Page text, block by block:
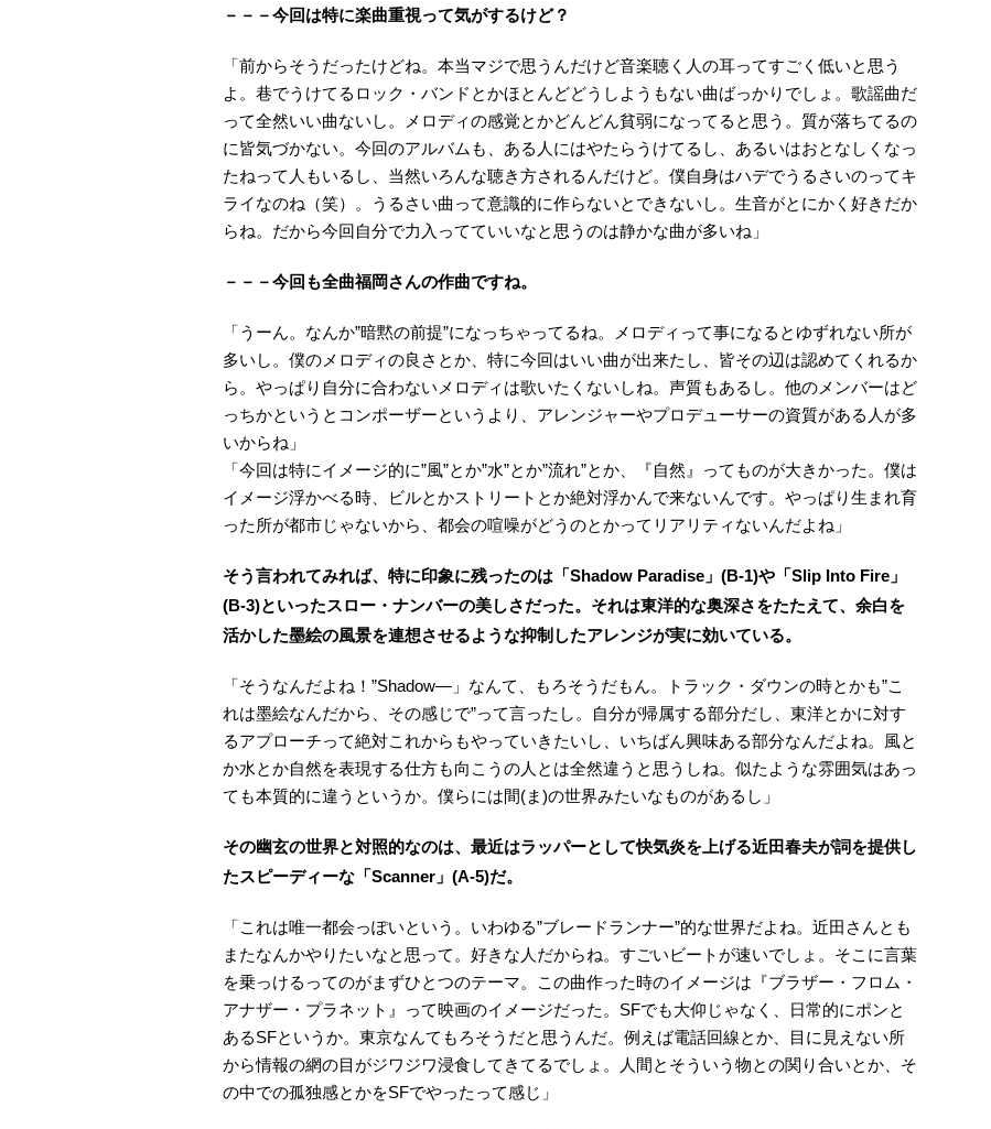
－－－今回は特に楽曲重視って気がするけど？
「前からそうだったけどね。本当マジで思うんだけど音楽聴く人の耳ってすごく低いと思う
よ。巷でうけてるロック・バンドとかほとんどどうしようもない曲ばっかりでしょ。歌謡曲だ
って全然いい曲ないし。メロディの感覚とかどんどん貧弱になってると思う。質が落ちてるの
に皆気づかない。今回のアルバムも、ある人にはやたらうけてるし、あるいはおとなしくなっ
たねって人もいるし、当然いろんな聴き方されるんだけど。僕自身はハデでうるさいのってキ
ライなのね（笑）。うるさい曲って意識的に作らないとできないし。生音がとにかく好きだか
らね。だから今回自分で力入ってていいなと思うのは静かな曲が多いね」
－－－今回も全曲福岡さんの作曲ですね。
「うーん。なんか”暗黙の前提”になっちゃってるね。メロディって事になるとゆずれない所が
多いし。僕のメロディの良さとか、特に今回はいい曲が出来たし、皆その辺は認めてくれるか
ら。やっぱり自分に合わないメロディは歌いたくないしね。声質もあるし。他のメンバーはど
っちかというとコンポーザーというより、アレンジャーやプロデューサーの資質がある人が多
いからね」
「今回は特にイメージ的に”風”とか”水”とか”流れ”とか、『自然』ってものが大きかった。僕は
イメージ浮かべる時、ビルとかストリートとか絶対浮かんで来ないんです。やっぱり生まれ育
った所が都市じゃないから、都会の喧噪がどうのとかってリアリティないんだよね」
そう言われてみれば、特に印象に残ったのは「Shadow Paradise」(B-1)や「Slip Into Fire」
(B-3)といったスロー・ナンバーの美しさだった。それは東洋的な奥深さをたたえて、余白を
活かした墨絵の風景を連想させるような抑制したアレンジが実に効いている。
「そうなんだよね！”Shadow—」なんて、もろそうだもん。トラック・ダウンの時とかも”こ
れは墨絵なんだから、その感じで”って言ったし。自分が帰属する部分だし、東洋とかに対す
るアプローチって絶対これからもやっていきたいし、いちばん興味ある部分なんだよね。風と
か水とか自然を表現する仕方も向こうの人とは全然違うと思うしね。似たような雰囲気はあっ
ても本質的に違うというか。僕らには間(ま)の世界みたいなものがあるし」
その幽玄の世界と対照的なのは、最近はラッパーとして快気炎を上げる近田春夫が詞を提供し
たスピーディーな「Scanner」(A-5)だ。
「これは唯一都会っぽいという。いわゆる”ブレードランナー”的な世界だよね。近田さんとも
またなんかやりたいなと思って。好きな人だからね。すごいビートが速いでしょ。そこに言葉
を乗っけるってのがまずひとつのテーマ。この曲作った時のイメージは『ブラザー・フロム・
アナザー・プラネット』って映画のイメージだった。SFでも大仰じゃなく、日常的にポンと
あるSFというか。東京なんてもろそうだと思うんだ。例えば電話回線とか、目に見えない所
から情報の網の目がジワジワ浸食してきてるでしょ。人間とそういう物との関り合いとか、そ
の中での孤独感とかをSFでやったって感じ」